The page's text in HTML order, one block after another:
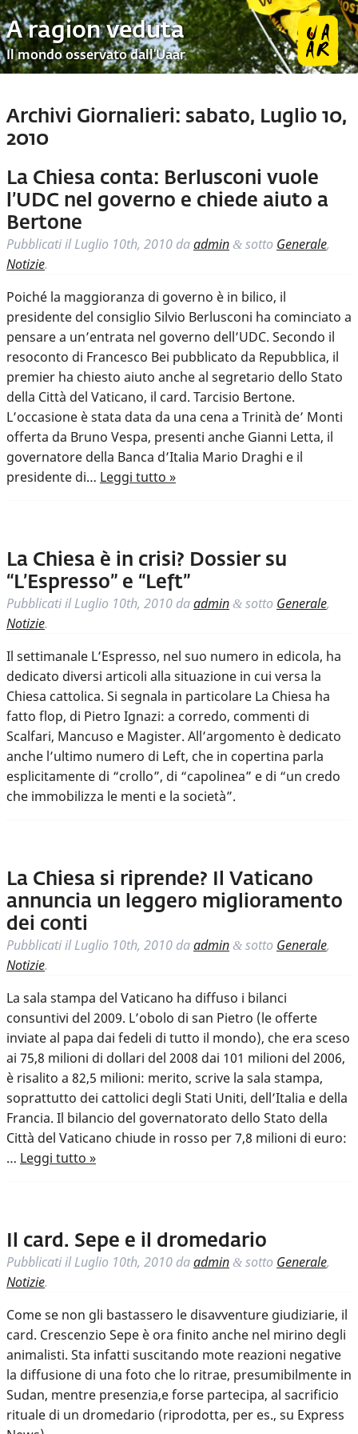
A ragion veduta
Il mondo osservato dall’Uaar
Archivi Giornalieri: sabato, Luglio 10,
2010
La Chiesa conta: Berlusconi vuole
l’UDC nel governo e chiede aiuto a
Bertone
Pubblicati ilLuglio 10th, 2010 daadmin & sotto Generale,
Notizie.
Poiché la maggioranza di governo è in bilico, il
presidente del consiglio Silvio Berlusconi ha cominciato a
pensare a un’entrata nel governo dell’UDC. Secondo il
resoconto di Francesco Bei pubblicato da Repubblica, il
premier ha chiesto aiuto anche al segretario dello Stato
della Città del Vaticano, il card. Tarcisio Bertone.
L’occasione è stata data da una cena a Trinità de’ Monti
offerta da Bruno Vespa, presenti anche Gianni Letta, il
governatore della Banca d’Italia Mario Draghi e il
presidente di… Leggi tutto »
La Chiesa è in crisi? Dossier su
“L’Espresso” e “Left”
Pubblicati ilLuglio 10th, 2010 daadmin & sotto Generale,
Notizie.
Il settimanale L’Espresso, nel suo numero in edicola, ha
dedicato diversi articoli alla situazione in cui versa la
Chiesa cattolica. Si segnala in particolare La Chiesa ha
fatto flop, di Pietro Ignazi: a corredo, commenti di
Scalfari, Mancuso e Magister. All’argomento è dedicato
anche l’ultimo numero di Left, che in copertina parla
esplicitamente di “crollo”, di “capolinea” e di “un credo
che immobilizza le menti e la società”.
La Chiesa si riprende? Il Vaticano
annuncia un leggero miglioramento
dei conti
Pubblicati ilLuglio 10th, 2010 daadmin & sotto Generale,
Notizie.
La sala stampa del Vaticano ha diffuso i bilanci
consuntivi del 2009. L’obolo di san Pietro (le offerte
inviate al papa dai fedeli di tutto il mondo), che era sceso
ai 75,8 milioni di dollari del 2008 dai 101 milioni del 2006,
è risalito a 82,5 milioni: merito, scrive la sala stampa,
soprattutto dei cattolici degli Stati Uniti, dell’Italia e della
Francia. Il bilancio del governatorato dello Stato della
Città del Vaticano chiude in rosso per 7,8 milioni di euro:
… Leggi tutto »
Il card. Sepe e il dromedario
Pubblicati ilLuglio 10th, 2010 daadmin & sotto Generale,
Notizie.
Come se non gli bastassero le disavventure giudiziarie, il
card. Crescenzio Sepe è ora finito anche nel mirino degli
animalisti. Sta infatti suscitando mote reazioni negative
la diffusione di una foto che lo ritrae, presumibilmente in
Sudan, mentre presenzia,e forse partecipa, al sacrificio
rituale di un dromedario (riprodotta, per es., su Express